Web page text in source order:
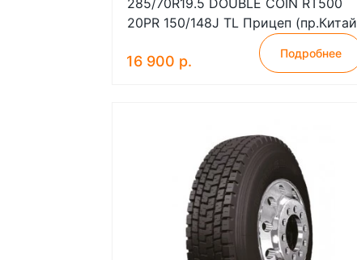
285/70R19.5 DOUBLE COIN RT500
20PR 150/148J TL Прицеп (пр.Китай
16 900 р. Подробнее